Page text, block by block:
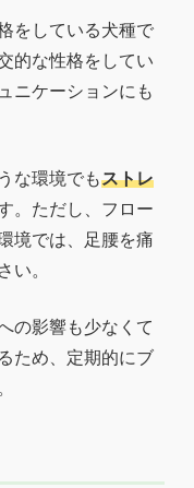
をしている犬種で
的な性格をしてい
ニケーションにも
な環境でもストレ
。ただし、フロー
境では、足腰を痛
い。
の影響も少なくて
ため、定期的にブ